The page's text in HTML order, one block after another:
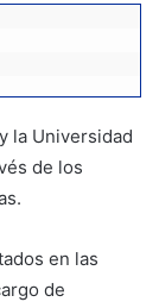
la Universidad
de los
en las
de